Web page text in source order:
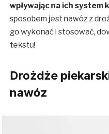
wpływając na ich system
sposobem jest nawóz z
go wykonać i stosować,
tekstu!
Drożdże
nawóz